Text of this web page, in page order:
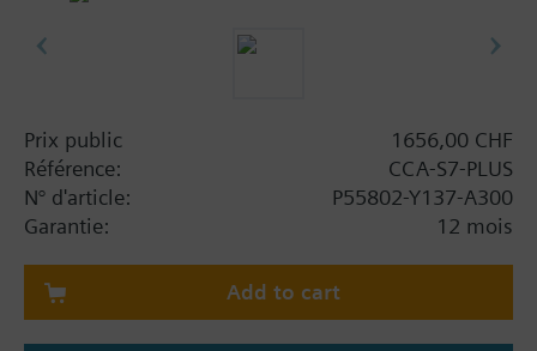
connectivity to >8 PLC.
Prix public
1656,00 CHF
Référence:
CCA-S7-PLUS
N° d'article:
P55802-Y137-A300
Garantie:
12 mois
Add to cart